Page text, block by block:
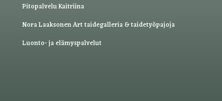
Pitopalvelu Kaitriina
Nora Laaksonen Art taide­galleria & taide­työ­pajoja
Luonto- ja elämyspalvelut